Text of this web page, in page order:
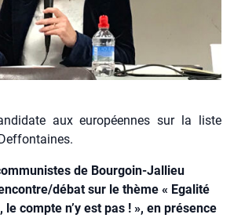
aux européennes sur la liste
de Bourgoin-Jallieu
débat sur le thème « Egalité
compte n’y est pas ! », en présence